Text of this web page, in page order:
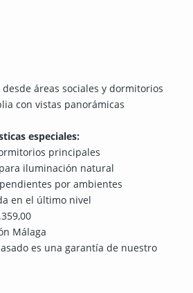
áreas sociales y dormitorios
con vistas panorámicas
especiales:
principales
iluminación natural
por ambientes
en el último nivel
Málaga
es una garantía de nuestro